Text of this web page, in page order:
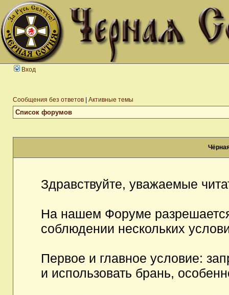
Вход
Сообщения без ответов Активные темы
Список форумов
Здравствуйте, уважаемые
На нашем Форуме
соблюдении нескольких
Первое и главное условие:
и использовать брань,